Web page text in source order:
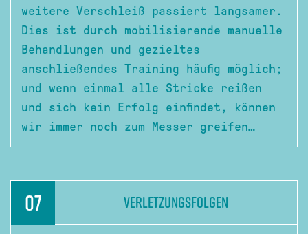
weitere Verschleiß passiert langsamer.
Dies ist durch mobilisierende manuelle
Behandlungen und gezieltes
anschließendes Training häufig möglich;
und wenn einmal alle Stricke reißen
und sich kein Erfolg einfindet, können
wir immer noch zum Messer greifen…
07 VERLETZUNGSFOLGEN